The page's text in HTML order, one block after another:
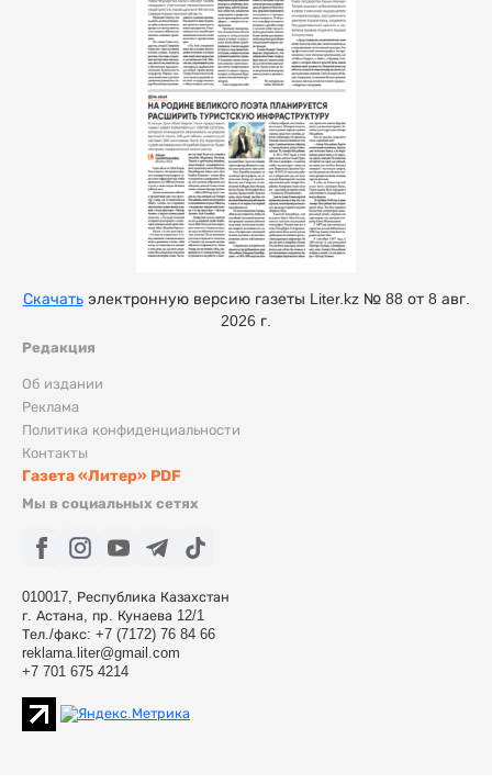
Редакция
Об издании
Реклама
Политика конфиденциальности
Контакты
Газета «Литер» PDF
Мы в социальных сетях
010017, Республика Казахстан
г. Астана, пр. Кунаева 12/1
Тел./факс: +7 (7172) 76 84 66
reklama.liter@gmail.com
+7 701 675 4214
Скачатьэлектронную версию газеты Liter.kz № 88 от 8 авг.
2026 г.